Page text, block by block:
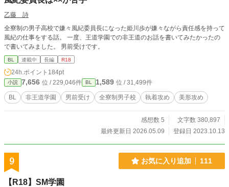
乙藤 詩
全寮制の男子高校で嫌々風紀委員長になった姫川歩が嫌々ながら責任感を持って
風紀の仕事をする話。 一度、王道学園での非王道のお話を書いてみたかったの
で書いてみました。 男前受けです。
BL 連載中 長編 R18
24h.ポイント 184pt
小説 7,656 位 / 229,046件 BL 1,589 位 / 31,499件
BL 非王道学園 男前受け 全寮制男子校 執着攻め 美形攻め
感想数 5
文字数 380,897
最終更新日 2026.05.09
登録日 2023.10.13
9 お気に入り追加 111
【R18】SM学園